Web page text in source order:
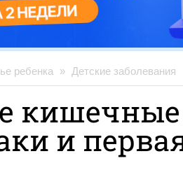
ребенка » Детские заболевания
и